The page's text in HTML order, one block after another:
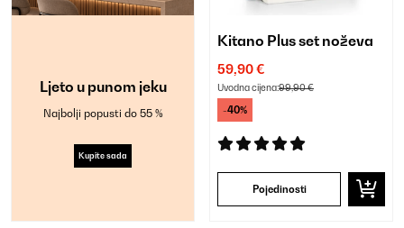
Ljeto u punom jeku
Najbolji popusti do 55 %
Kupite sada
Kitano Plus set noževa
59,90 €
Uvodna cijena:99,90 €
-40%
Pojedinosti